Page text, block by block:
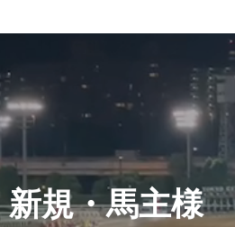
新規・馬主様